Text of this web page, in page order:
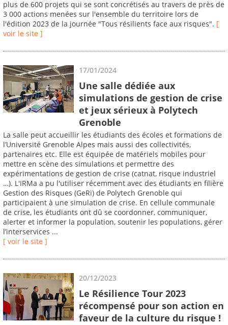
plus de 600 projets qui se sont concrétisés au travers de près de
3 000 actions menées sur l'ensemble du territoire lors de
l'édition 2023 de la journée "Tous résilients face aux risques". [
voir le site ]
17/01/2024
Une salle dédiée aux
simulations de gestion de crise
et jeux sérieux à Polytech
Grenoble
La salle peut accueillir les étudiants des écoles et formations de
l’Université Grenoble Alpes mais aussi des collectivités,
partenaires etc. Elle est équipée de matériels mobiles pour
mettre en scène des simulations et permettre des
expérimentations de gestion de crise (catnat, risque industriel
…). L'IRMa a pu l'utiliser récemment avec des étudiants en filière
Gestion des Risques (GeRi) de Polytech Grenoble qui
participaient à une simulation de crise. En cellule communale
de crise, les étudiants ont dû se coordonner, communiquer,
alerter et informer la population, soutenir les populations, gérer
l’interservices ...
[ voir le site ]
20/12/2023
Le Résilience Tour 2023
récompensé pour son action en
faveur de la culture du risque !